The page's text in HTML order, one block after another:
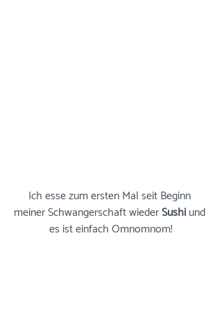
Ich esse zum ersten Mal seit Beginn
meiner Schwangerschaft wieder Sushi und
es ist einfach Omnomnom!